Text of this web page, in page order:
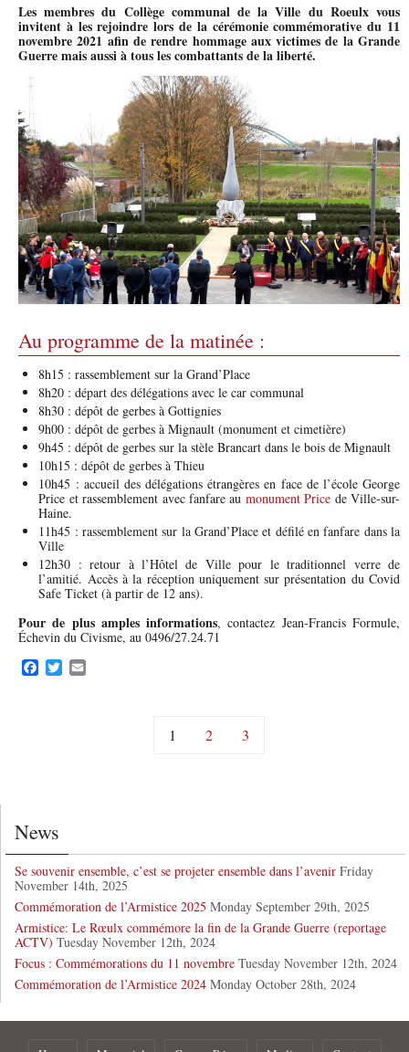
Les membres du Collège communal de la Ville du Roeulx vous
invitent à les rejoindre lors de la cérémonie commémorative du 11
novembre 2021 afin de rendre hommage aux victimes de la Grande
Guerre mais aussi à tous les combattants de la liberté.
Au programme de la matinée :
8h15 : rassemblement sur la Grand’Place
8h20 : départ des délégations avec le car communal
8h30 : dépôt de gerbes à Gottignies
9h00 : dépôt de gerbes à Mignault (monument et cimetière)
9h45 : dépôt de gerbes sur la stèle Brancart dans le bois de Mignault
10h15 : dépôt de gerbes à Thieu
10h45 : accueil des délégations étrangères en face de l’école George
Price et rassemblement avec fanfare au monument Price de Ville-sur-
Haine.
11h45 : rassemblement sur la Grand’Place et défilé en fanfare dans la
Ville
12h30 : retour à l’Hôtel de Ville pour le traditionnel verre de
l’amitié. Accès à la réception uniquement sur présentation du Covid
Safe Ticket (à partir de 12 ans).
Pour de plus amples informations, contactez Jean-Francis Formule,
Échevin du Civisme, au 0496/27.24.71
F
T
1 2 3
News
Se souvenir ensemble, c’est se projeter ensemble dans l’avenir Friday
November 14th, 2025
Commémoration de l’Armistice 2025 Monday September 29th, 2025
Armistice: Le Rœulx commémore la fin de la Grande Guerre (reportage
ACTV) Tuesday November 12th, 2024
Focus : Commémorations du 11 novembre Tuesday November 12th, 2024
Commémoration de l’Armistice 2024 Monday October 28th, 2024